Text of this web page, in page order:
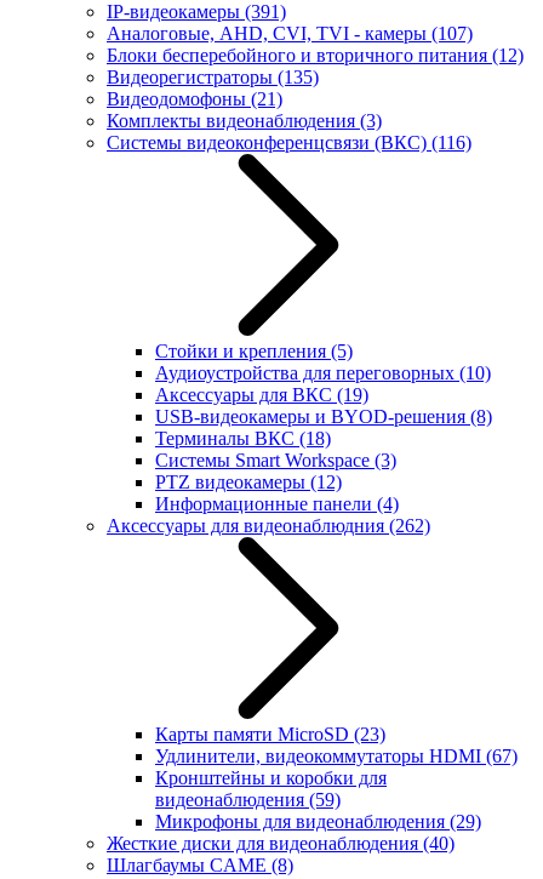
IP-видеокамеры (391)
Аналоговые, AHD, CVI, TVI - камеры (107)
Блоки бесперебойного и вторичного питания (12)
Видеорегистраторы (135)
Видеодомофоны (21)
Комплекты видеонаблюдения (3)
Системы видеоконференцсвязи (ВКС) (116)
Стойки и крепления (5)
Аудиоустройства для переговорных (10)
Аксессуары для ВКС (19)
USB-видеокамеры и BYOD-решения (8)
Терминалы ВКС (18)
Системы Smart Workspace (3)
PTZ видеокамеры (12)
Информационные панели (4)
Аксессуары для видеонаблюдния (262)
Карты памяти MicroSD (23)
Удлинители, видеокоммутаторы HDMI (67)
Кронштейны и коробки для
видеонаблюдения (59)
Микрофоны для видеонаблюдения (29)
Жесткие диски для видеонаблюдения (40)
Шлагбаумы CAME (8)